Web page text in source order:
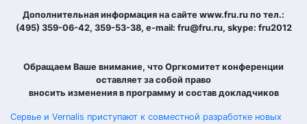
Дополнительная информация на сайте www.fru.ru по тел.:
(495) 359-06-42, 359-53-38, e-mail: fru@fru.ru, skype: fru2012
Обращаем Ваше внимание, что Оргкомитет конференции
оставляет за собой право
вносить изменения в программу и состав докладчиков
Сервье и Vernalis приступают к совместной разработке новых